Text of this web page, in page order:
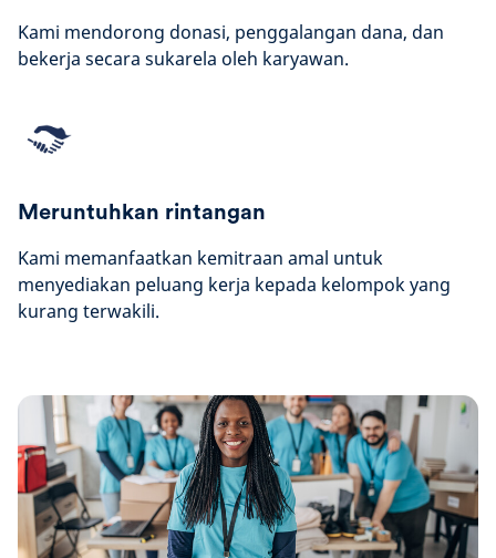
Kami mendorong donasi, penggalangan dana, dan
bekerja secara sukarela oleh karyawan.
Meruntuhkan rintangan
Kami memanfaatkan kemitraan amal untuk
menyediakan peluang kerja kepada kelompok yang
kurang terwakili.